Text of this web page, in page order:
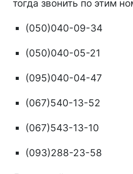
тогда звонить по этим
(050)040-09-34
(050)040-05-21
(095)040-04-47
(067)540-13-52
(067)543-13-10
(093)288-23-58